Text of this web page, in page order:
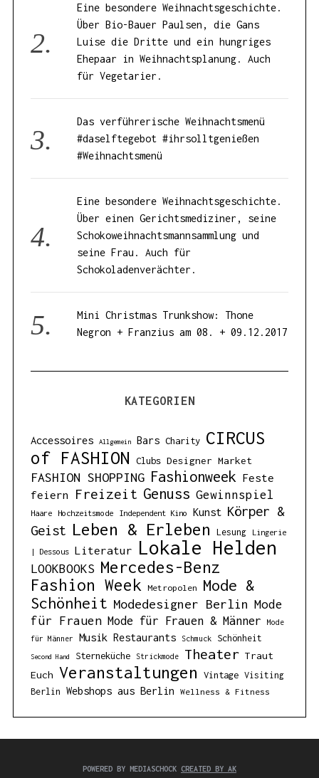
Eine besondere Weihnachtsgeschichte.
Über Bio-Bauer Paulsen, die Gans
Luise die Dritte und ein hungriges
Ehepaar in Weihnachtsplanung. Auch
für Vegetarier.
Das verführerische Weihnachtsmenü
#daselftegebot #ihrsolltgenießen
#Weihnachtsmenü
Eine besondere Weihnachtsgeschichte.
Über einen Gerichtsmediziner, seine
Schokoweihnachtsmannsammlung und
seine Frau. Auch für
Schokoladenverächter.
Mini Christmas Trunkshow: Thone
Negron + Franzius am 08. + 09.12.2017
KATEGORIEN
Accessoires Allgemein Bars Charity CIRCUS
of FASHION Clubs Designer Market
FASHION SHOPPING Fashionweek Feste
feiern
Freizeit Genuss Gewinnspiel
Haare Hochzeitsmode Independent Kino Kunst Körper &
Geist Leben & Erleben Lesung Lingerie
| Dessous Literatur Lokale Helden
LOOKBOOKS Mercedes-Benz
Fashion Week Metropolen
Mode &
Schönheit Modedesigner Berlin Mode
für Frauen Mode für Frauen & Männer
Mode
für Männer
Musik Restaurants Schmuck Schönheit
Second Hand Sterneküche Strickmode Theater Traut
Euch Veranstaltungen Vintage Visiting
Berlin Webshops aus Berlin Wellness & Fitness
POWERED BY MEDIASCHOCK CREATED BY AK